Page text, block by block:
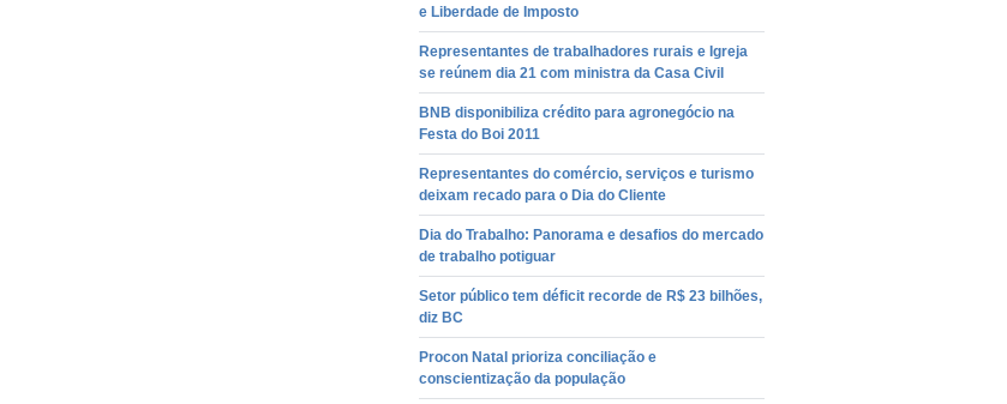
e Liberdade de Imposto
Representantes de trabalhadores rurais e Igreja
se reúnem dia 21 com ministra da Casa Civil
BNB disponibiliza crédito para agronegócio na
Festa do Boi 2011
Representantes do comércio, serviços e turismo
deixam recado para o Dia do Cliente
Dia do Trabalho: Panorama e desafios do mercado
de trabalho potiguar
Setor público tem déficit recorde de R$ 23 bilhões,
diz BC
Procon Natal prioriza conciliação e
conscientização da população